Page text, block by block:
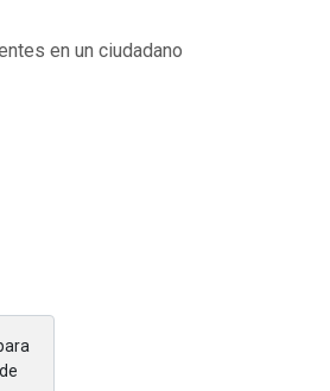
en un ciudadano